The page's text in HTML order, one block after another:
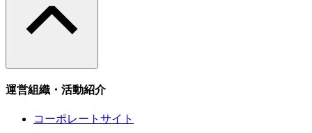
運営組織・活動紹介
コーポレートサイト